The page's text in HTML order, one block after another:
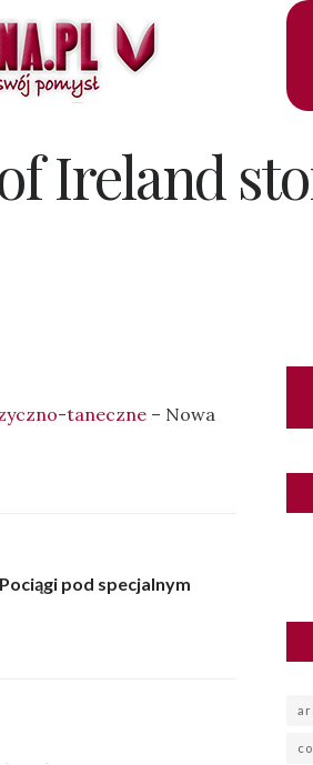
Ireland
taneczne – Nowa
pod specjalnym